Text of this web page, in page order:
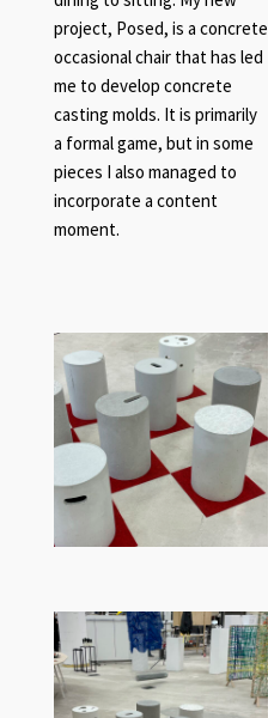
project, Posed, is a concrete
occasional chair that has led
me to develop concrete
casting molds. It is primarily
a formal game, but in some
pieces I also managed to
incorporate a content
moment.